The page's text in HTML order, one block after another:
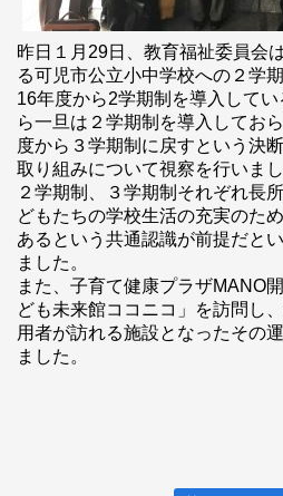
昨日１月29日、教育福祉委員会
る可児市公立小中学校への２学
16年度から2学期制を導入して
ら一旦は２学期制を導入してお
度から３学期制に戻すという決
取り組みについて視察を行いまし
２学期制、３学期制それぞれ長
どもたちの学校生活の充実のた
あるという共通認識が前提だと
ました。
また、子育て健康プラザMANO
ども未来館ココニコ」を訪問し
用者が訪れる施設となったその
ました。